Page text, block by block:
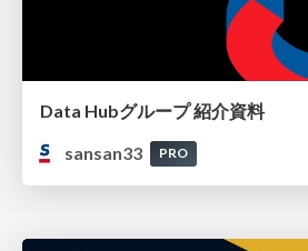
Data Hubグループ 紹介資料
sansan33
PRO